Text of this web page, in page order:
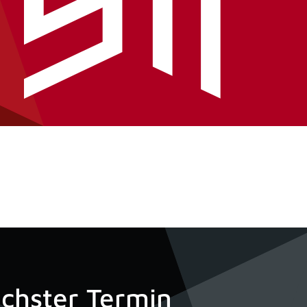
Termin